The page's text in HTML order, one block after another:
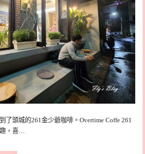
了頭城的261金少爺咖啡。Overtime Coffe 261
，喜…